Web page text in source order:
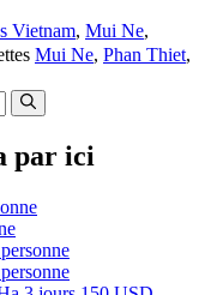
Vietnam, Mui Ne,
Mui Ne, Phan Thiet,
par ici